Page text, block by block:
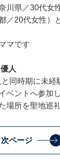
川県／30代女
／20代女性）
マです
人
同時期に未
ベントへ参加
場所を聖地巡
次ページ